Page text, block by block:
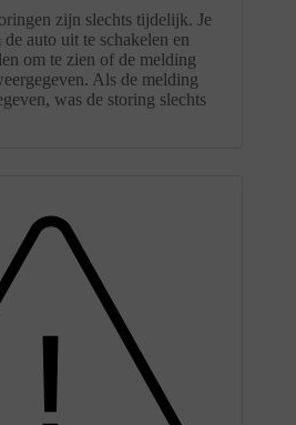
zijn slechts tijdelijk. Je
auto uit te schakelen en
om te zien of de melding
Als de melding
was de storing slechts